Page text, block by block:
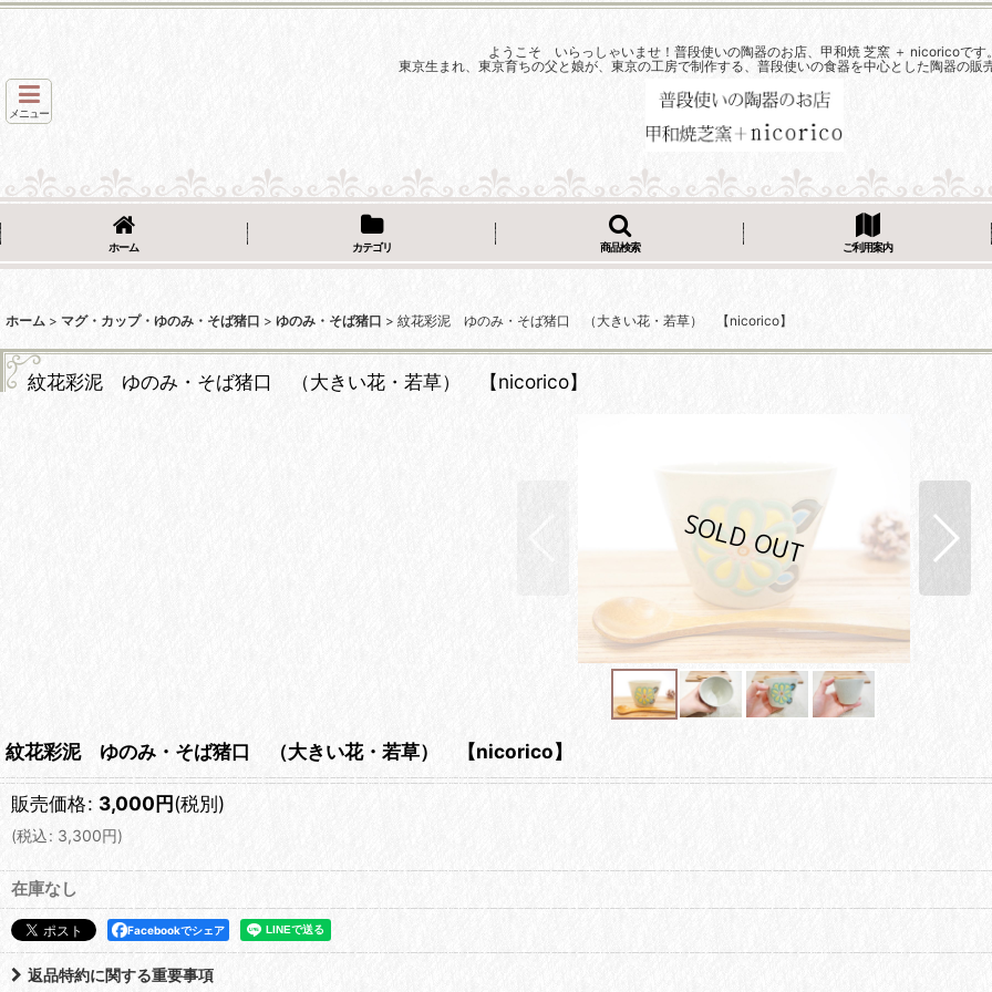
ようこそ いらっしゃいませ！普段使いの陶器のお店、甲和焼 芝窯 ＋ nicoricoです
東京生まれ、東京育ちの父と娘が、東京の工房で制作する、普段使いの食器を中心とした陶器の販
メニュー
ホーム カテゴリ 商品検索 ご利用案内
ホーム > マグ・カップ・ゆのみ・そば猪口 > ゆのみ・そば猪口 > 紋花彩泥 ゆのみ・そば猪口 （大きい花・若草） 【nicorico】
紋花彩泥 ゆのみ・そば猪口 （大きい花・若草） 【nicorico】
紋花彩泥 ゆのみ・そば猪口 （大きい花・若草） 【nicorico】
販売価格: 3,000円(税別)
(税込: 3,300円)
在庫なし
Facebookでシェア
返品特約に関する重要事項